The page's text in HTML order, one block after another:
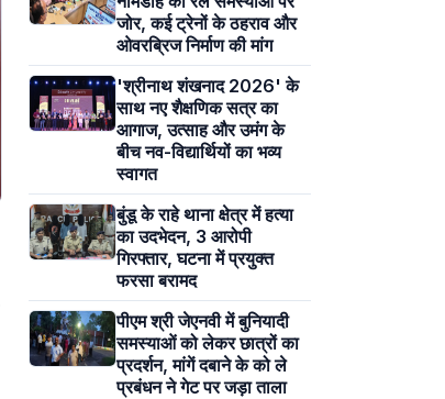
जोर, कई ट्रेनों के ठहराव और
ओवरब्रिज निर्माण की मांग
'श्रीनाथ शंखनाद 2026' के
साथ नए शैक्षणिक सत्र का
आगाज, उत्साह और उमंग के
बीच नव-विद्यार्थियों का भव्य
स्वागत
बुंडू के राहे थाना क्षेत्र में हत्या
का उदभेदन, 3 आरोपी
गिरफ्तार, घटना में प्रयुक्त
फरसा बरामद
पीएम श्री जेएनवी में बुनियादी
समस्याओं को लेकर छात्रों का
प्रदर्शन, मांगें दबाने के को ले
प्रबंधन ने गेट पर जड़ा ताला